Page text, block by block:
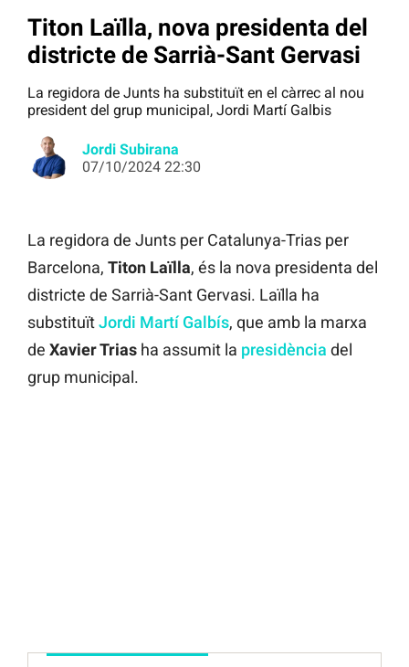
Titon Laïlla, nova presidenta del
districte de Sarrià-Sant Gervasi
La regidora de Junts ha substituït en el càrrec al nou
president del grup municipal, Jordi Martí Galbis
Jordi Subirana
07/10/2024 22:30
La regidora de Junts per Catalunya-Trias per
Barcelona, Titon Laïlla, és la nova presidenta del
districte de Sarrià-Sant Gervasi. Laïlla ha
substituïtJordi Martí Galbís, que amb la marxa
de Xavier Trias ha assumit la presidència del
grup municipal.